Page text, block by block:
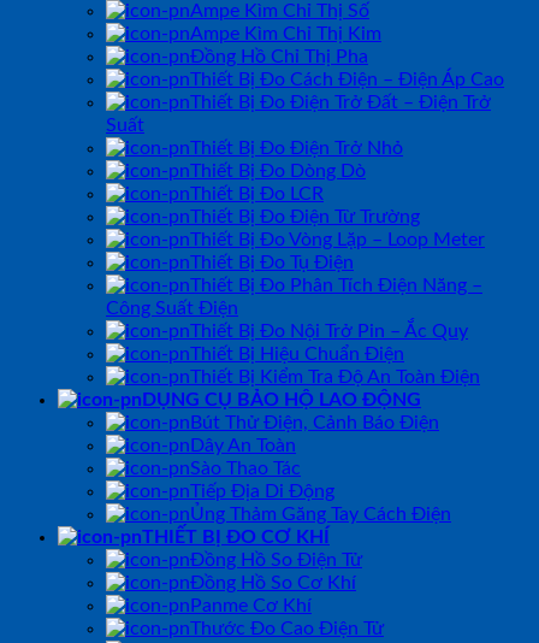
Ampe Kìm Chỉ Thị Số
Ampe Kìm Chỉ Thị Kim
Đồng Hồ Chỉ Thị Pha
Thiết Bị Đo Cách Điện – Điện Áp Cao
Thiết Bị Đo Điện Trở Đất – Điện Trở
Suất
Thiết Bị Đo Điện Trở Nhỏ
Thiết Bị Đo Dòng Dò
Thiết Bị Đo LCR
Thiết Bị Đo Điện Từ Trường
Thiết Bị Đo Vòng Lặp – Loop Meter
Thiết Bị Đo Tụ Điện
Thiết Bị Đo Phân Tích Điện Năng –
Công Suất Điện
Thiết Bị Đo Nội Trở Pin – Ắc Quy
Thiết Bị Hiệu Chuẩn Điện
Thiết Bị Kiểm Tra Độ An Toàn Điện
DỤNG CỤ BẢO HỘ LAO ĐỘNG
Bút Thử Điện, Cảnh Báo Điện
Dây An Toàn
Sào Thao Tác
Tiếp Địa Di Động
Ủng Thảm Găng Tay Cách Điện
THIẾT BỊ ĐO CƠ KHÍ
Đồng Hồ So Điện Tử
Đồng Hồ So Cơ Khí
Panme Cơ Khí
Thước Đo Cao Điện Tử